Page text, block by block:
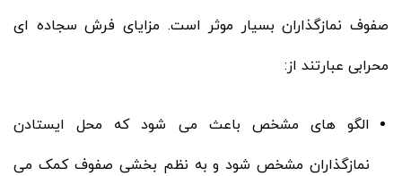
صفوف نمازگذاران بسیار موثر است. مزایای فرش سجاده ای
محرابی عبارتند از:
الگو های مشخص باعث می شود که محل ایستادن
نمازگذاران مشخص شود و به نظم ‌بخشی صفوف کمک می